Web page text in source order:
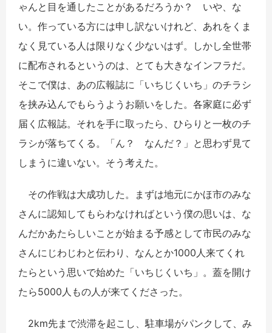
ゃんと目を通したことがあるだろうか？ いや、な
い。作っている方には申し訳ないけれど、あれをくま
なく見ている人は限りなく少ないはず。しかし全世帯
に配布されるというのは、とても大きなインフラだ。
そこで僕は、あの広報誌に「いちじくいち」のチラシ
を挟み込んでもらうようお願いをした。各家庭に必ず
届く広報誌。それを手に取ったら、ひらりと一枚のチ
ラシが落ちてくる。「ん？ なんだ？」と思わず見て
しまうに違いない。そう考えた。
その作戦は大成功した。まずは地元にかほ市のみな
さんに認知してもらわなければという僕の思いは、な
んだかあたらしいことが始まる予感として市民のみな
さんにじわじわと伝わり、なんとか1000人来てくれ
たらという思いで始めた「いちじくいち」。蓋を開け
たら5000人もの人が来てくださった。
2km先まで渋滞を起こし、駐車場がパンクして、み